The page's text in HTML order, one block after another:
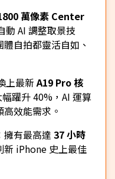
萬像素 Center
動 AI 調整取景技
自拍都靈活自如、
上最新A19 Pro 核
幅躍升 40%，AI 運算
效能需求。
擁有最高達 37 小時
新 iPhone 史上最佳